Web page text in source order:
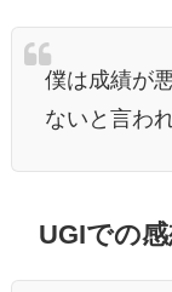
僕は成績が
ないと言わ
UGIでの